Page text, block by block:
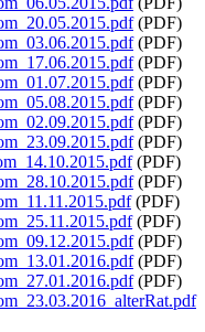
(PDF)
(PDF)
(PDF)
(PDF)
(PDF)
(PDF)
(PDF)
(PDF)
(PDF)
(PDF)
(PDF)
(PDF)
(PDF)
(PDF)